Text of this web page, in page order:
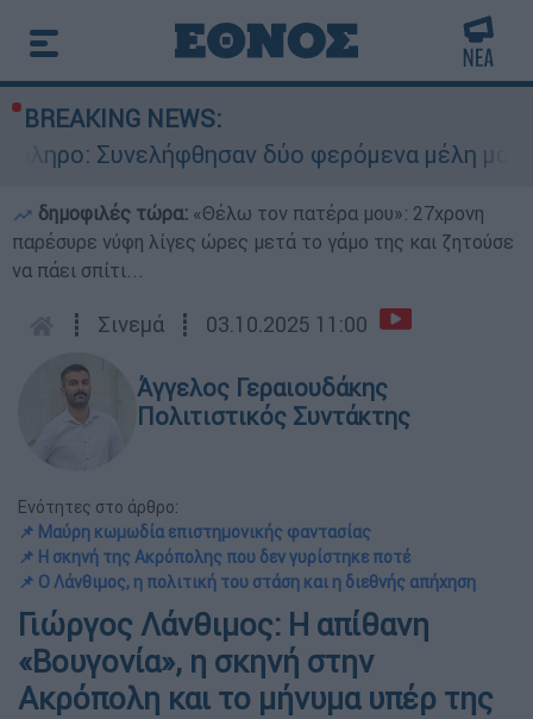
BREAKING NEWS:
δύο φερόμενα μέλη μαφίας - Οι
δημοφιλές τώρα: «Θέλω τον πατέρα μου»: 27χρονη
παρέσυρε νύφη λίγες ώρες μετά το γάμο της και ζητούσε
να πάει σπίτι...
┋ Σινεμά ┋ 03.10.2025 11:00
Άγγελος Γεραιουδάκης
Πολιτιστικός Συντάκτης
Ενότητες στο άρθρο:
📌 Μαύρη κωμωδία επιστημονικής φαντασίας
📌 Η σκηνή της Ακρόπολης που δεν γυρίστηκε ποτέ
📌 Ο Λάνθιμος, η πολιτική του στάση και η διεθνής απήχηση
Γιώργος Λάνθιμος: Η απίθανη
«Βουγονία», η σκηνή στην
Ακρόπολη και το μήνυμα υπέρ της